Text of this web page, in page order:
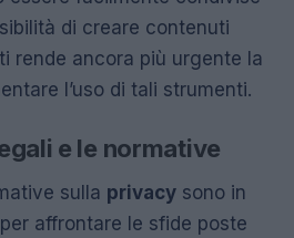
di creare contenuti
rende ancora più urgente la
l’uso di tali strumenti.
e le normative
sulla privacy sono in
affrontare le sfide poste